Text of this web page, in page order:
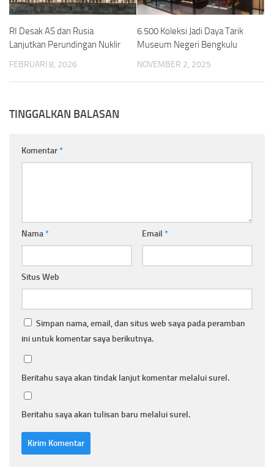
RI Desak AS dan Rusia
Lanjutkan Perundingan Nuklir
FEBRUARI 8, 2026
6.500 Koleksi Jadi Daya Tarik
Museum Negeri Bengkulu
NOVEMBER 2, 2025
TINGGALKAN BALASAN
Komentar*
Nama* Email *
Situs Web
Simpan nama, email, dan situs web saya pada peramban
ini untuk komentar saya berikutnya.
Beritahu saya akan tindak lanjut komentar melalui surel.
Beritahu saya akan tulisan baru melalui surel.